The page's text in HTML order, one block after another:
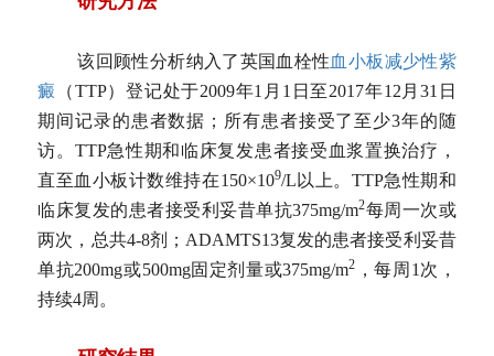
该回顾性分析纳入了英国血栓性血小板减少性紫
癜
（TTP）登记处于2009年1月1日至2017年12月31日
期间记录的患者数据；所有患者接受了至少3年的随
访。TTP急性期和临床复发患者接受血浆置换治疗，
直至血小板计数维持在150×109/L以上。TTP急性期和
临床复发的患者接受利妥昔单抗375mg/m2每周一次或
两次，总共4-8剂；ADAMTS13复发的患者接受利妥昔
单抗200mg或500mg固定剂量或375mg/m2 ，每周1次，
持续4周。